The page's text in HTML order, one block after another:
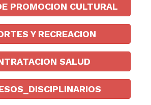
PROMOCION CULTURAL
Y RECREACION
SALUD